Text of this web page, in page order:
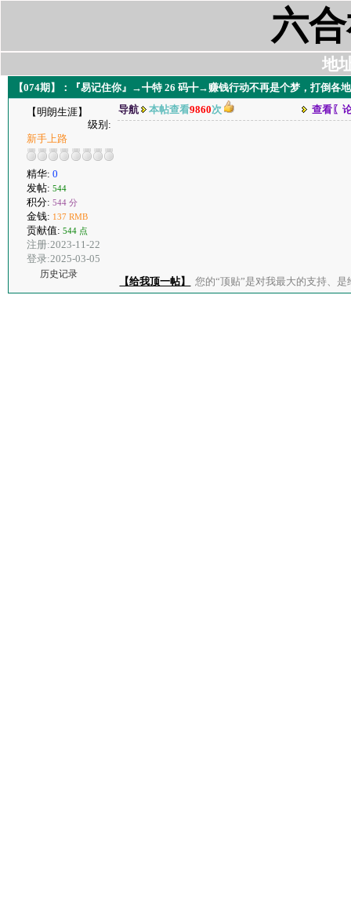
六
地
【074期】：『易记住你』→╋特 26 码╋→赚钱行动不再是个梦，打倒各
【明朗生涯】
级别:
新手上路
精华: 0
发帖: 544
积分: 544 分
金钱: 137 RMB
贡献值: 544 点
注册:2023-11-22
登录:2025-03-05
历史记录
导航 本帖查看9860次 查看〖
【给我顶一帖】 您的“顶贴”是对我最大的支持、